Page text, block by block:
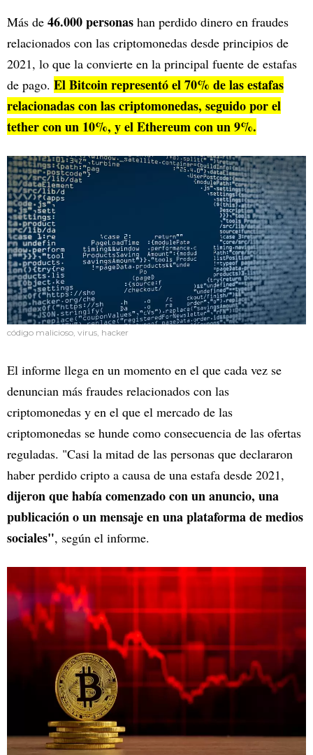
Más de 46.000 personas han perdido dinero en fraudes
relacionados con las criptomonedas desde principios de
2021, lo que la convierte en la principal fuente de estafas
de pago. El Bitcoin representó el 70% de las estafas
relacionadas con las criptomonedas, seguido por el
tether con un 10%, y el Ethereum con un 9%.
código malicioso, virus, hacker
El informe llega en un momento en el que cada vez se
denuncian más fraudes relacionados con las
criptomonedas y en el que el mercado de las
criptomonedas se hunde como consecuencia de las ofertas
reguladas. "Casi la mitad de las personas que declararon
haber perdido cripto a causa de una estafa desde 2021,
dijeron que había comenzado con un anuncio, una
publicación o un mensaje en una plataforma de medios
sociales", según el informe.